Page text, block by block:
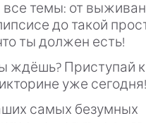
все темы: от
до такой
ты должен есть!
ждёшь? Приступай к
уже сегодня!
самых безумных